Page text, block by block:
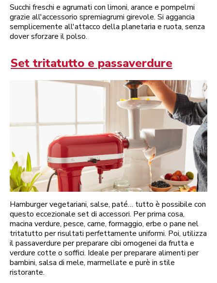
Succhi freschi e agrumati con limoni, arance e pompelmi
grazie all'accessorio spremiagrumi girevole. Si aggancia
semplicemente all'attacco della planetaria e ruota, senza
dover sforzare il polso.
Set tritatutto e passaverdure
Hamburger vegetariani, salse, paté… tutto è possibile con
questo eccezionale set di accessori. Per prima cosa,
macina verdure, pesce, carne, formaggio, erbe o pane nel
tritatutto per risultati perfettamente uniformi. Poi, utilizza
il passaverdure per preparare cibi omogenei da frutta e
verdure cotte o soffici. Ideale per preparare alimenti per
bambini, salsa di mele, marmellate e purè in stile
ristorante.